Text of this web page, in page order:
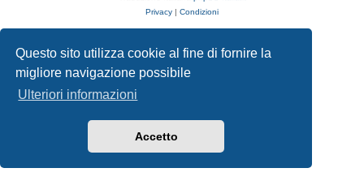
Questo sito utilizza cookie al fine di fornire la
migliore navigazione possibile
Ulteriori informazioni
Accetto
Privacy | Condizioni